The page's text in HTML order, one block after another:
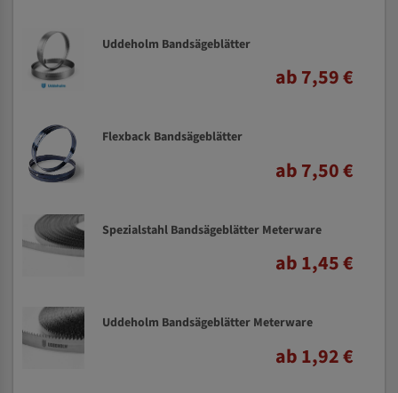
Uddeholm Bandsägeblätter
ab 7,59 €
Flexback Bandsägeblätter
ab 7,50 €
Spezialstahl Bandsägeblätter Meterware
ab 1,45 €
Uddeholm Bandsägeblätter Meterware
ab 1,92 €